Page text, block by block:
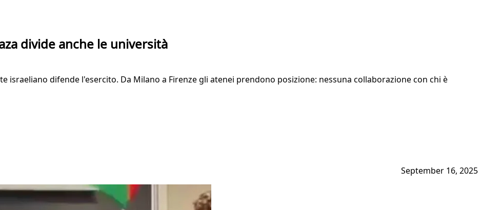
divide anche le università
israeliano difende l'esercito. Da Milano a Firenze gli atenei prendono posizione: nessuna collaborazione con chi è
September 16, 2025